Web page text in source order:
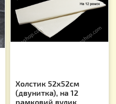
Холстик 52х52см
(двунитка), на 12
рамковий вулик